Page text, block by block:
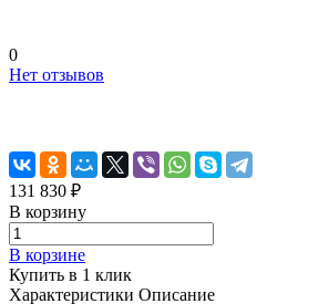
0
Нет отзывов
131 830 ₽
В корзину
В корзине
Купить в 1 клик
Характеристики Описание